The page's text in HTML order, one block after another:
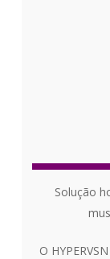
Solução
O